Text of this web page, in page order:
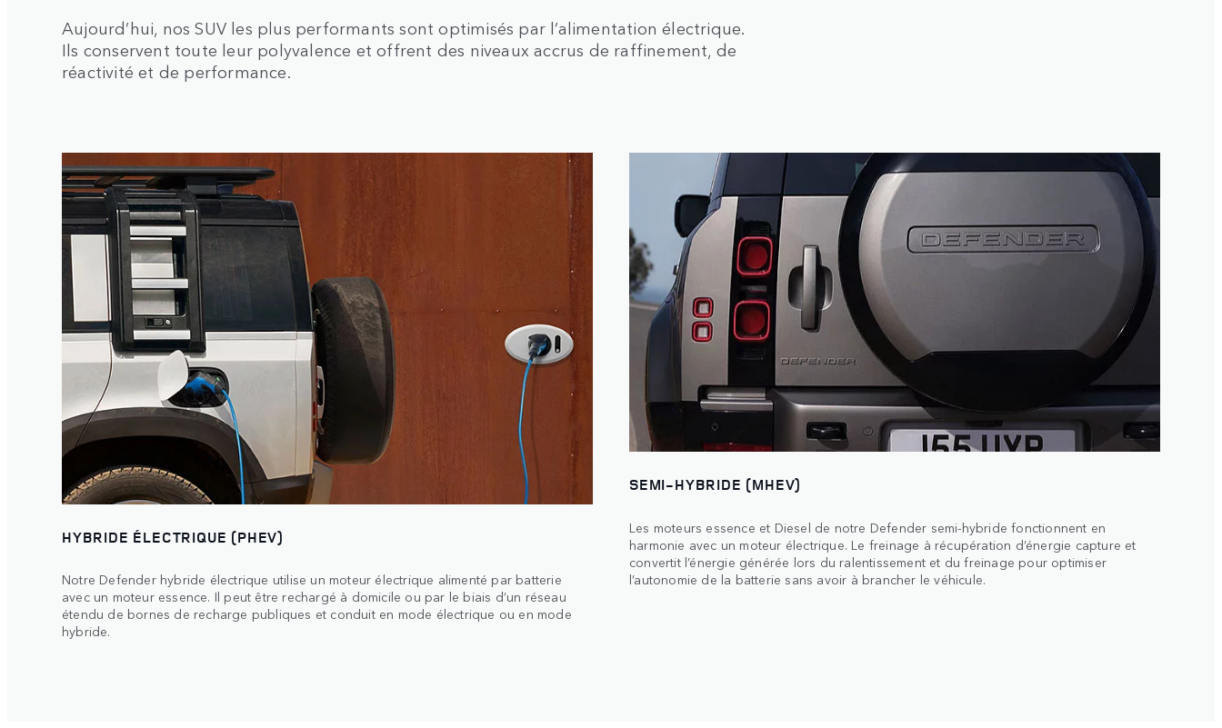
Aujourd’hui, nos SUV les plus performants sont optimisés par l’alimentation électrique.
Ils conservent toute leur polyvalence et offrent des niveaux accrus de raffinement, de
réactivité et de performance.
HYBRIDE ÉLECTRIQUE (PHEV)
Notre Defender hybride électrique utilise un moteur électrique alimenté par batterie
avec un moteur essence. Il peut être rechargé à domicile ou par le biais d’un réseau
étendu de bornes de recharge publiques et conduit en mode électrique ou en mode
hybride.
SEMI-HYBRIDE (MHEV)
Les moteurs essence et Diesel de notre Defender semi-hybride fonctionnent en
harmonie avec un moteur électrique. Le freinage à récupération d’énergie capture et
convertit l’énergie générée lors du ralentissement et du freinage pour optimiser
l’autonomie de la batterie sans avoir à brancher le véhicule.